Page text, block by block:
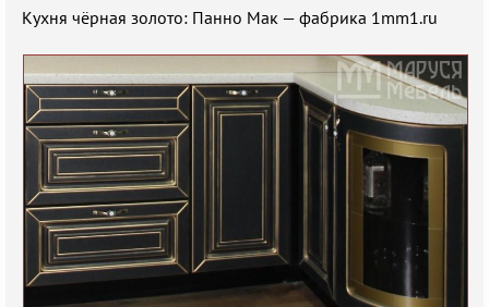
Кухня чёрная золото: Панно Мак — фабрика 1mm1.ru